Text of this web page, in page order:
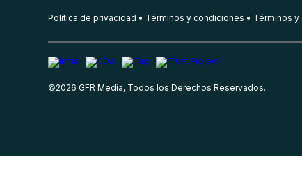
Política de privacidad Términos y condiciones Términos
©2026 GFR Media, Todos los Derechos Reservados.